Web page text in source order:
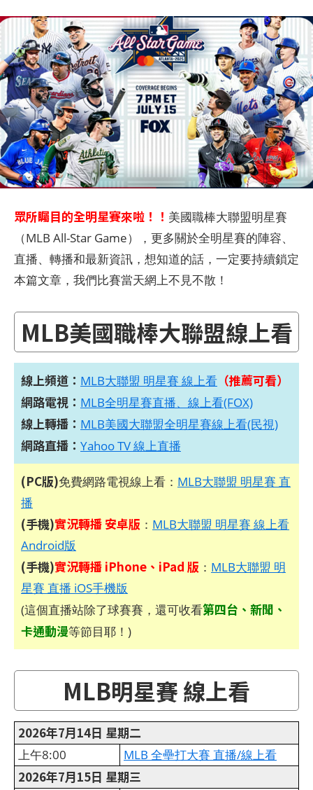
眾所矚目的全明星賽來啦！！ 美國職棒大聯盟明星賽
（MLB All-Star Game），更多關於全明星賽的陣容、
直播、轉播和最新資訊，想知道的話，一定要持續鎖定
本篇文章，我們比賽當天網上不見不散！
MLB美國職棒大聯盟線上看
線上頻道： MLB大聯盟 明星賽 線上看 （推薦可看）
網路電視： MLB全明星賽直播、線上看(FOX)
線上轉播： MLB美國大聯盟全明星賽線上看(民視)
網路直播： Yahoo TV 線上直播
(PC版)免費網路電視線上看： MLB大聯盟 明星賽 直
播
(手機)實況轉播 安卓版 ： MLB大聯盟 明星賽 線上看
Android版
(手機)實況轉播 iPhone、iPad 版 ： MLB大聯盟 明
星賽 直播 iOS手機版
(這個直播站除了球賽賽，還可收看第四台、新聞、
卡通動漫等節目耶！)
MLB明星賽 線上看
2026年7月14日 星期二
上午8:00 MLB 全壘打大賽 直播/線上看
2026年7月15日 星期三